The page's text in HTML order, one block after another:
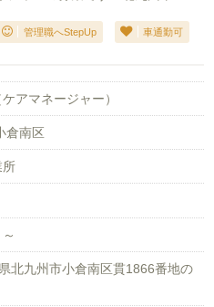
管理職へStepUp 車通勤可
アマネージャー）
倉南区
所
北九州市小倉南区貫1866番地の